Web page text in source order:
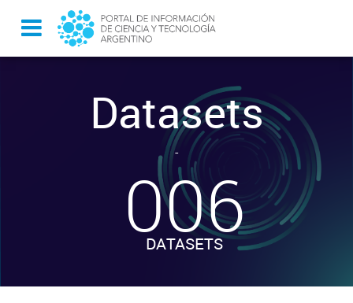
Datasets
-
006
DATASETS